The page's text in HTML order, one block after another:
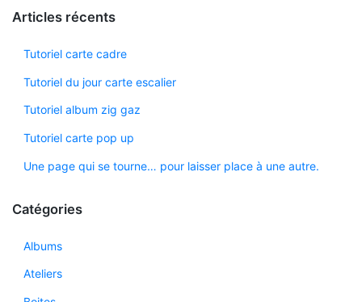
Articles récents
Tutoriel carte cadre
Tutoriel du jour carte escalier
Tutoriel album zig gaz
Tutoriel carte pop up
Une page qui se tourne… pour laisser place à une autre.
Catégories
Albums
Ateliers